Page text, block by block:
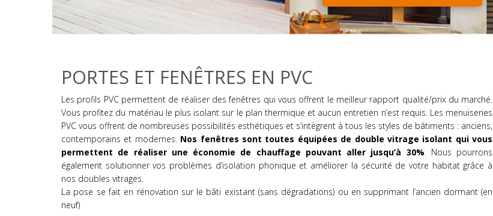
PORTES ET FENÊTRES EN PVC
Les profils PVC permettent de réaliser des fenêtres qui vous offrent le meilleur rapport qualité/prix du marché.
Vous profitez du matériau le plus isolant sur le plan thermique et aucun entretien n’est requis. Les menuiseries
PVC vous offrent de nombreuses possibilités esthétiques et s’intègrent à tous les styles de bâtiments : anciens,
contemporains et modernes. Nos fenêtres sont toutes équipées de double vitrage isolant qui vous
permettent de réaliser une économie de chauffage pouvant aller jusqu’à 30%. Nous pourrons
également solutionner vos problèmes d’isolation phonique et améliorer la sécurité de votre habitat grâce à
nos doubles vitrages.
La pose se fait en rénovation sur le bâti existant (sans dégradations) ou en supprimant l’ancien dormant (en
neuf)